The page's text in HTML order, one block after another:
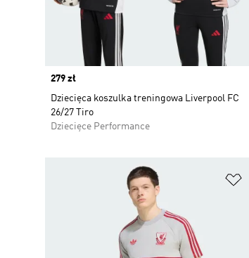
Price
279 zł
Dziecięca koszulka treningowa Liverpool FC
26/27 Tiro
Dziecięce Performance